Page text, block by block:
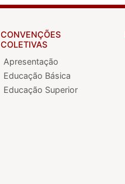
CONVENÇÕES
COLETIVAS
Apresentação
Educação Básica
Educação Superior